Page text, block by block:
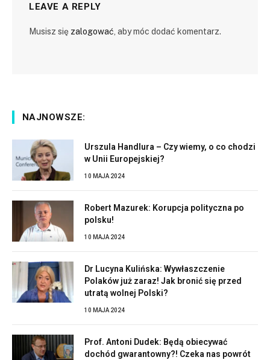
LEAVE A REPLY
Musisz się zalogować, aby móc dodać komentarz.
NAJNOWSZE:
Urszula Handlura – Czy wiemy, o co chodzi
w Unii Europejskiej?
10 MAJA 2024
Robert Mazurek: Korupcja polityczna po
polsku!
10 MAJA 2024
Dr Lucyna Kulińska: Wywłaszczenie
Polaków już zaraz! Jak bronić się przed
utratą wolnej Polski?
10 MAJA 2024
Prof. Antoni Dudek: Będą obiecywać
dochód gwarantowny?! Czeka nas powrót